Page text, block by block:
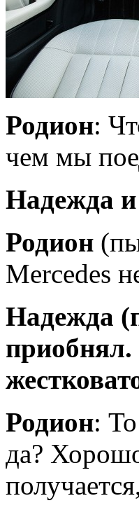
Родион:
чем мы
Надежда и
Родион
Mercedes
Надежда
приобнял.
Родион:
да?